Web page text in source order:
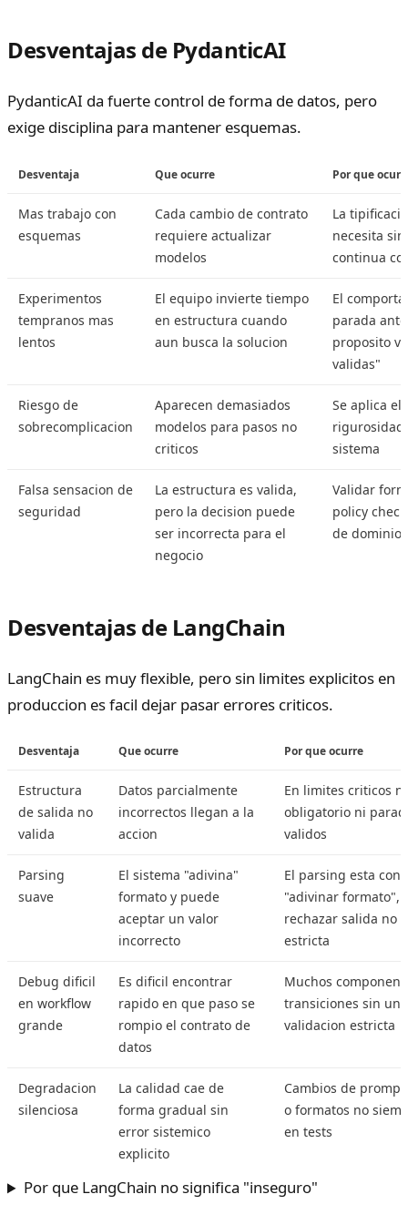
Desventajas de PydanticAI
PydanticAI da fuerte control de forma de datos, pero
exige disciplina para mantener esquemas.
Desventaja Que ocurre Por que
Mas trabajo con
esquemas
Cada cambio de contrato
requiere actualizar
modelos
La
necesita
continua
Experimentos
tempranos mas
lentos
El equipo invierte tiempo
en estructura cuando
aun busca la solucion
El
parada
proposito
validas"
Riesgo de
sobrecomplicacion
Aparecen demasiados
modelos para pasos no
criticos
Se aplica el
rigurosidad
sistema
Falsa sensacion de
seguridad
La estructura es valida,
pero la decision puede
ser incorrecta para el
negocio
Validar
policy
de dominio
Desventajas de LangChain
LangChain es muy flexible, pero sin limites explicitos en
produccion es facil dejar pasar errores criticos.
Desventaja Que ocurre Por que ocurre
Estructura
de salida no
valida
Datos parcialmente
incorrectos llegan a la
accion
En limites criticos
obligatorio ni
validos
Parsing
suave
El sistema "adivina"
formato y puede
aceptar un valor
incorrecto
El parsing esta
"adivinar formato",
rechazar salida no
estricta
Debug dificil
en workflow
grande
Es dificil encontrar
rapido en que paso se
rompio el contrato de
datos
Muchos
transiciones sin un
validacion estricta
Degradacion
silenciosa
La calidad cae de
forma gradual sin
error sistemico
explicito
Cambios de
o formatos no
en tests
Por que LangChain no significa "inseguro"